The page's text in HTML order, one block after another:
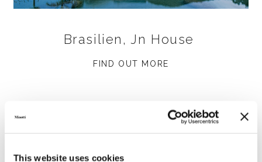
This website uses cookies
Brasilien, Jn House
FIND OUT MORE